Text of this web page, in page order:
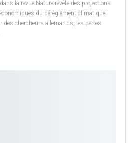
la revue Nature révèle des projections
du dérèglement climatique.
des chercheurs allemands, les pertes